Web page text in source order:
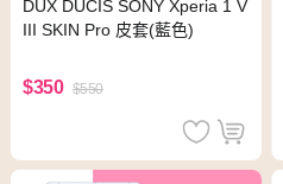
DUX DUCIS SONY Xperia 1 V
III SKIN Pro 皮套(藍色)
$350 $550